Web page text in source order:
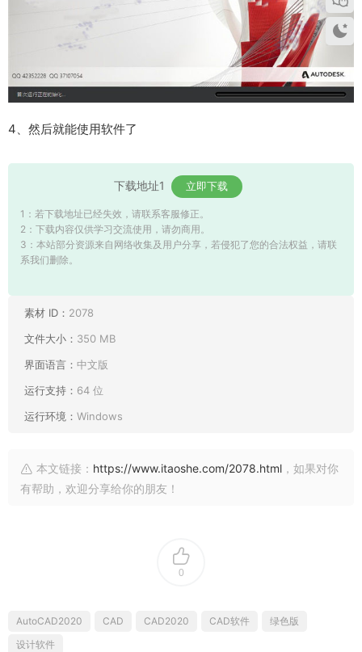
4、然后就能使用软件了
下载地址1 立即下载
1：若下载地址已经失效，请联系客服修正。
2：下载内容仅供学习交流使用，请勿商用。
3：本站部分资源来自网络收集及用户分享，若侵犯了您的合法权益，请联
系我们删除。
素材 ID： 2078
文件大小： 350 MB
界面语言： 中文版
运行支持： 64 位
运行环境： Windows
本文链接： https://www.itaoshe.com/2078.html ，如果对你
有帮助，欢迎分享给你的朋友！
0
AutoCAD2020 CAD CAD2020 CAD软件
绿色版
设计软件